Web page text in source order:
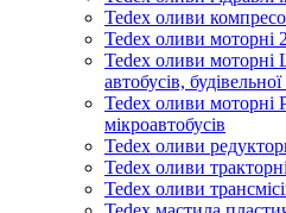
Tedex оливи
Tedex оливи моторні
Tedex оливи моторні
автобусів,
Tedex оливи моторні
мікроавтобусів
Tedex оливи
Tedex оливи
Tedex оливи